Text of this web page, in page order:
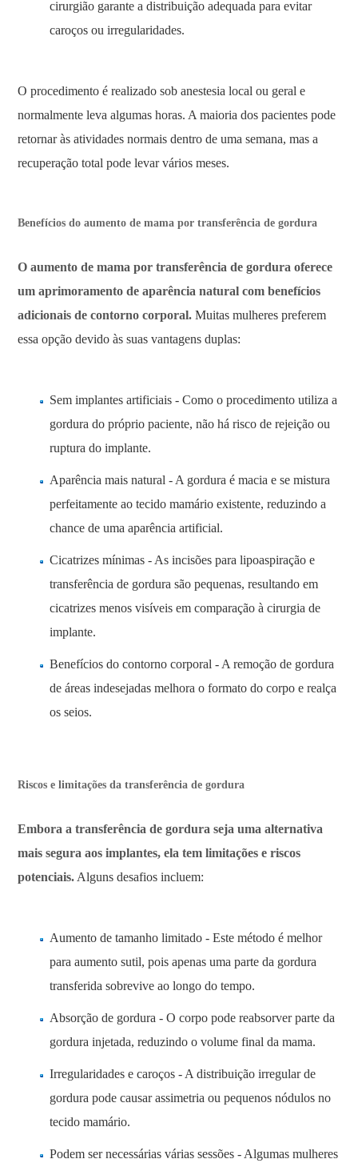
cirurgião garante a distribuição adequada para evitar
caroços ou irregularidades.
O procedimento é realizado sob anestesia local ou geral e
normalmente leva algumas horas. A maioria dos pacientes pode
retornar às atividades normais dentro de uma semana, mas a
recuperação total pode levar vários meses.
Benefícios do aumento de mama por transferência de gordura
O aumento de mama por transferência de gordura oferece
um aprimoramento de aparência natural com benefícios
adicionais de contorno corporal. Muitas mulheres preferem
essa opção devido às suas vantagens duplas:
Sem implantes artificiais - Como o procedimento utiliza a
gordura do próprio paciente, não há risco de rejeição ou
ruptura do implante.
Aparência mais natural - A gordura é macia e se mistura
perfeitamente ao tecido mamário existente, reduzindo a
chance de uma aparência artificial.
Cicatrizes mínimas - As incisões para lipoaspiração e
transferência de gordura são pequenas, resultando em
cicatrizes menos visíveis em comparação à cirurgia de
implante.
Benefícios do contorno corporal - A remoção de gordura
de áreas indesejadas melhora o formato do corpo e realça
os seios.
Riscos e limitações da transferência de gordura
Embora a transferência de gordura seja uma alternativa
mais segura aos implantes, ela tem limitações e riscos
potenciais. Alguns desafios incluem:
Aumento de tamanho limitado - Este método é melhor
para aumento sutil, pois apenas uma parte da gordura
transferida sobrevive ao longo do tempo.
Absorção de gordura - O corpo pode reabsorver parte da
gordura injetada, reduzindo o volume final da mama.
Irregularidades e caroços - A distribuição irregular de
gordura pode causar assimetria ou pequenos nódulos no
tecido mamário.
Podem ser necessárias várias sessões - Algumas mulheres